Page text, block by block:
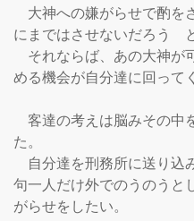
大神への嫌がらせで酌を
にまではさせないだろう　
それならば、あの大神が
める機会が自分達に回っ
客達の考えは脳みその中
た。
自分達を刑務所に送り込
句一人だけ外でのうのうと
がらせをしたい。